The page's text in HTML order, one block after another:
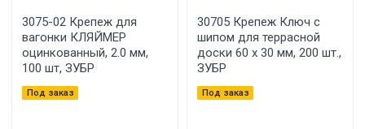
3075-02 Крепеж для
вагонки КЛЯЙМЕР
оцинкованный, 2.0 мм,
100 шт, ЗУБР
Под заказ
30705 Крепеж Ключ с
шипом для террасной
доски 60 х 30 мм, 200 шт.,
ЗУБР
Под заказ